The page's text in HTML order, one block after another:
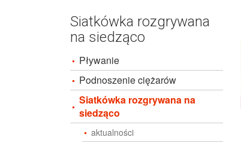
Siatkówka rozgrywana
na siedząco
Pływanie
Podnoszenie ciężarów
Siatkówka rozgrywana na
siedząco
aktualności